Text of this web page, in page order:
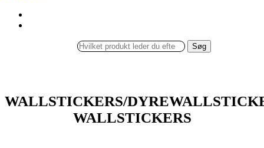
Søg
WALLSTICKERS/
WALLSTICKERS